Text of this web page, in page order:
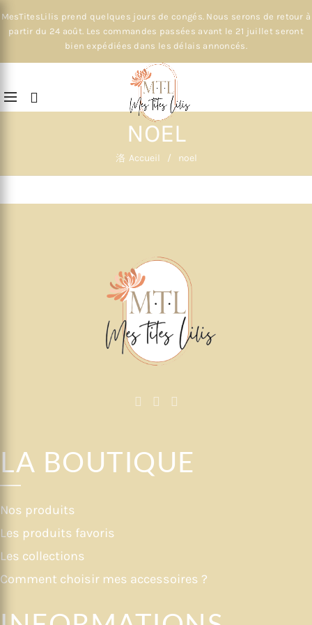
MesTitesLilis prend quelques jours de congés. Nous serons de retour à
partir du 24 août. Les commandes passées avant le 21 juillet seront
bien expédiées dans les délais annoncés.
NOEL
Accueil noel
LA BOUTIQUE
Nos produits
Les produits favoris
Les collections
Comment choisir mes accessoires ?